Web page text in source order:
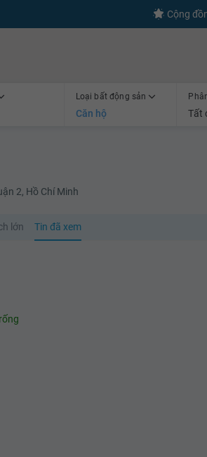
Cộng
Loại bất động sản
Căn hộ Tất
2, Hồ Chí Minh
lớn Tin đã xem